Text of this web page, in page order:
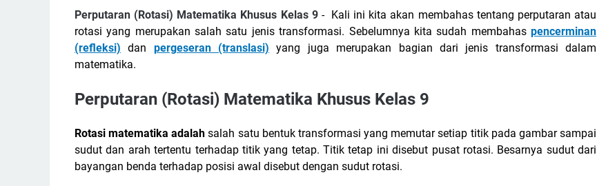
Perputaran (Rotasi) Matematika Khusus Kelas 9- Kali ini kita akan membahas tentang perputaran atau
rotasi yang merupakan salah satu jenis transformasi. Sebelumnya kita sudah membahas pencerminan
(refleksi) dan pergeseran (translasi) yang juga merupakan bagian dari jenis transformasi dalam
matematika.
Perputaran (Rotasi) Matematika Khusus Kelas 9
Rotasi matematika adalah salah satu bentuk transformasi yang memutar setiap titik pada gambar sampai
sudut dan arah tertentu terhadap titik yang tetap. Titik tetap ini disebut pusat rotasi. Besarnya sudut dari
bayangan benda terhadap posisi awal disebut dengan sudut rotasi.